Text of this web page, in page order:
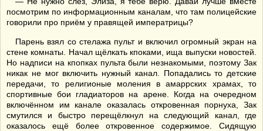
посмотрим по информационным каналам, что там полицейские
говорили про приём у правящей императрицы?
Парень взял со стелажа пульт и включил огромный экран на
стене комнаты. Начал щёлкать кпоками, ища выпуски новостей.
Но надписи на кпопках пульта были незнакомыми, поэтому Зак
никак не мог включить нужный канал. Попадались то детские
передачи, то религионые моления в амаррских храмах, то
спортивные бои гладиаторов на арене. Когда на очередном
включённом им канале оказалась откровенная порнуха, Зак
смутился и быстро перещёлкнул на следующий канал, где
оказалось ещё более откровенное содержимое. Сидящую